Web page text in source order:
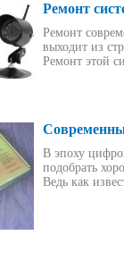
Ремонт
Ремонт
выходит из
Ремонт этой
В эпоху
подобрать
Ведь как